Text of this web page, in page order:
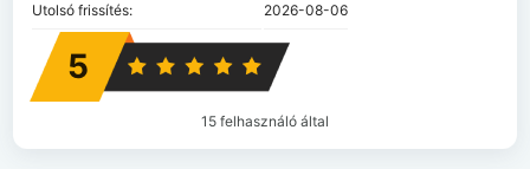
Utolsó frissítés: 2026-08-06
5
15 felhasználó által